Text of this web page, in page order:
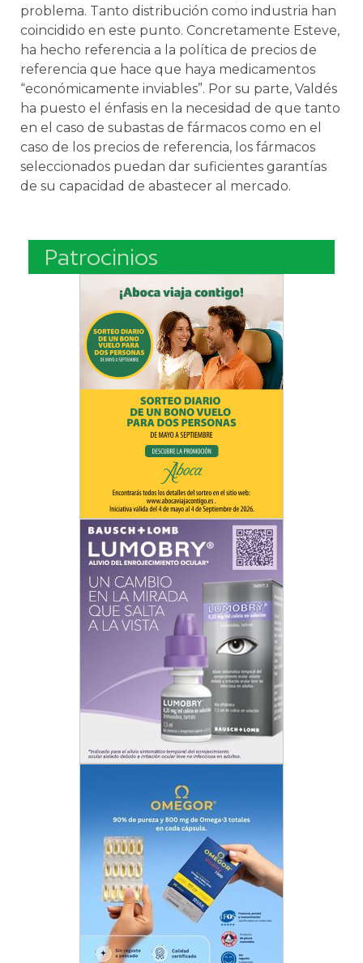
problema. Tanto distribución como industria han
coincidido en este punto. Concretamente Esteve,
ha hecho referencia a la política de precios de
referencia que hace que haya medicamentos
“económicamente inviables”. Por su parte, Valdés
ha puesto el énfasis en la necesidad de que tanto
en el caso de subastas de fármacos como en el
caso de los precios de referencia, los fármacos
seleccionados puedan dar suficientes garantías
de su capacidad de abastecer al mercado.
Patrocinios